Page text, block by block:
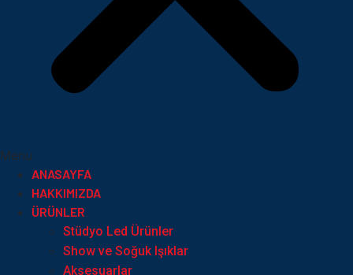
Menu
ANASAYFA
HAKKIMIZDA
ÜRÜNLER
Stüdyo Led Ürünler
Show ve Soğuk Işıklar
Aksesuarlar